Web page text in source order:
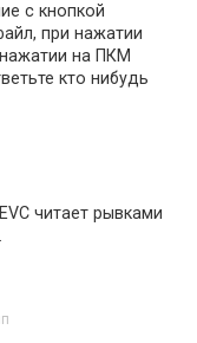
с кнопкой
при нажатии
на ПКМ
кто нибудь
читает рывками